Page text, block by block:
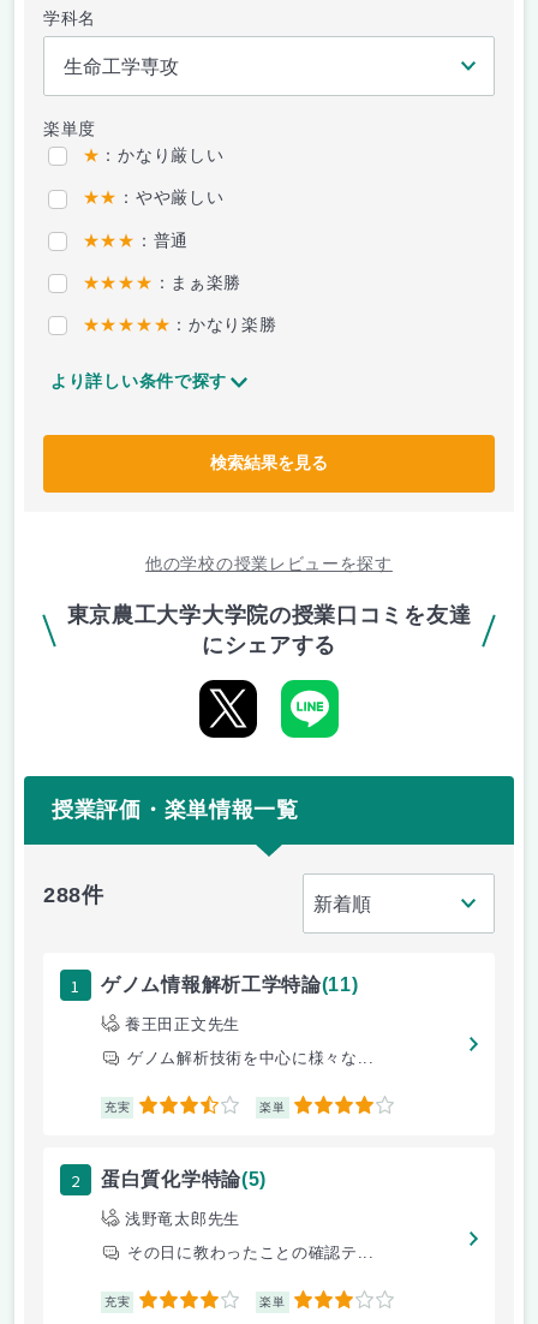
学科名
楽単度
★ ：かなり厳しい
★★ ：やや厳しい
★★★ ：普通
★★★★ ：まぁ楽勝
★★★★★ ：かなり楽勝
より詳しい条件で探す
検索結果を見る
他の学校の授業レビューを探す
東京農工大学大学院の授業口コミを友達
にシェアする
授業評価・楽単情報一覧
288件
1 ゲノム情報解析工学特論(11)
養王田正文先生
ゲノム解析技術を中心に様々な...
充実 3.5 楽単 4
2 蛋白質化学特論(5)
浅野竜太郎先生
その日に教わったことの確認テ...
充実 4 楽単 3